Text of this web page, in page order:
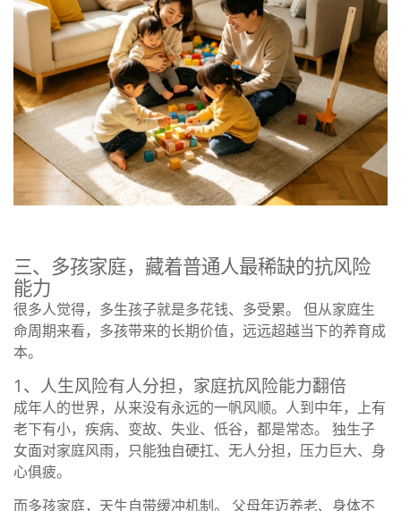
三、多孩家庭，藏着普通人最稀缺的抗风险
能力
很多人觉得，多生孩子就是多花钱、多受累。 但从家庭生
命周期来看，多孩带来的长期价值，远远超越当下的养育成
本。
1、人生风险有人分担，家庭抗风险能力翻倍
成年人的世界，从来没有永远的一帆风顺。人到中年，上有
老下有小，疾病、变故、失业、低谷，都是常态。 独生子
女面对家庭风雨，只能独自硬扛、无人分担，压力巨大、身
心俱疲。
而多孩家庭，天生自带缓冲机制。 父母年迈养老、身体不